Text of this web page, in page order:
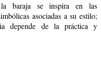
la baraja se inspira en las
asociadas a su estilo;
depende de la práctica y